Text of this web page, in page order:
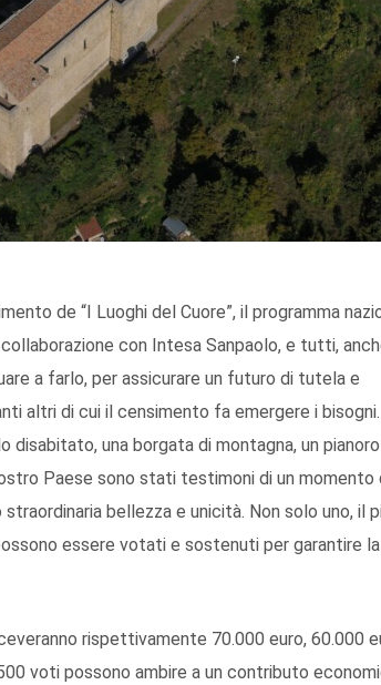
de “I Luoghi del Cuore”, il programma
con Intesa Sanpaolo, e tutti,
a farlo, per assicurare un futuro di tutela e
altri di cui il censimento fa emergere i bisogni.
una borgata di montagna, un pianoro
Paese sono stati testimoni di un momento
bellezza e unicità. Non solo uno, il
essere votati e sostenuti per garantire
rispettivamente 70.000 euro, 60.000
voti possono ambire a un contributo